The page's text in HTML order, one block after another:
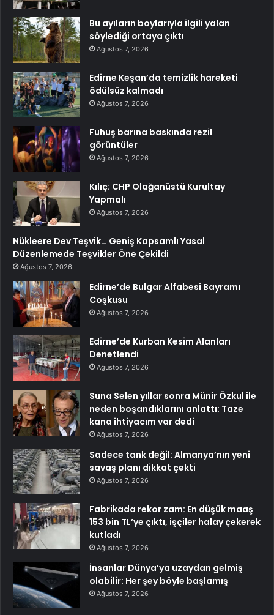
Bu ayıların boylarıyla ilgili yalan
söylediği ortaya çıktı
Ağustos 7, 2026
Edirne Keşan’da temizlik hareketi
ödülsüz kalmadı
Ağustos 7, 2026
Fuhuş barına baskında rezil
görüntüler
Ağustos 7, 2026
Kılıç: CHP Olağanüstü Kurultay
Yapmalı
Ağustos 7, 2026
Nükleere Dev Teşvik… Geniş Kapsamlı Yasal
Düzenlemede Teşvikler Öne Çekildi
Ağustos 7, 2026
Edirne’de Bulgar Alfabesi Bayramı
Coşkusu
Ağustos 7, 2026
Edirne’de Kurban Kesim Alanları
Denetlendi
Ağustos 7, 2026
Suna Selen yıllar sonra Münir Özkul ile
neden boşandıklarını anlattı: Taze
kana ihtiyacım var dedi
Ağustos 7, 2026
Sadece tank değil: Almanya’nın yeni
savaş planı dikkat çekti
Ağustos 7, 2026
Fabrikada rekor zam: En düşük maaş
153 bin TL’ye çıktı, işçiler halay çekerek
kutladı
Ağustos 7, 2026
İnsanlar Dünya’ya uzaydan gelmiş
olabilir: Her şey böyle başlamış
Ağustos 7, 2026